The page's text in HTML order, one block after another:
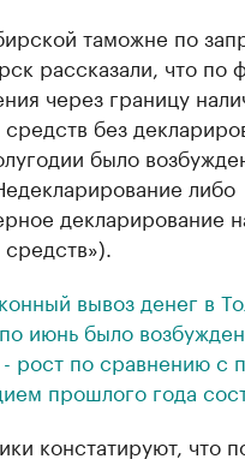
таможне по
рассказали, что по
через границу
без
было
либо
декларирование
вывоз денег в
июнь было
рост по сравнению с
прошлого года
констатируют, что